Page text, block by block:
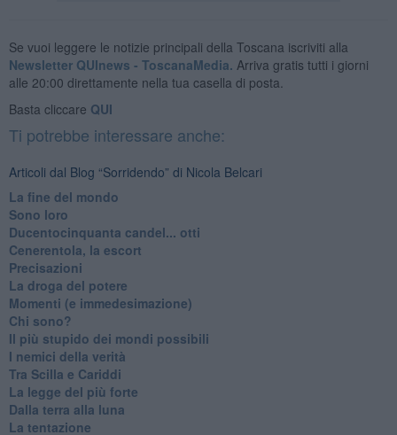
Se vuoi leggere le notizie principali della Toscana iscriviti alla
Newsletter QUInews - ToscanaMedia. Arriva gratis tutti i giorni
alle 20:00 direttamente nella tua casella di posta.
Basta cliccare QUI
Ti potrebbe interessare anche:
Articoli dal Blog “Sorridendo” di Nicola Belcari
La fine del mondo
Sono loro
Ducentocinquanta candel... otti
Cenerentola, la escort
Precisazioni
La droga del potere
Momenti (e immedesimazione)
Chi sono?
Il più stupido dei mondi possibili
I nemici della verità
Tra Scilla e Cariddi
La legge del più forte
Dalla terra alla luna
La tentazione